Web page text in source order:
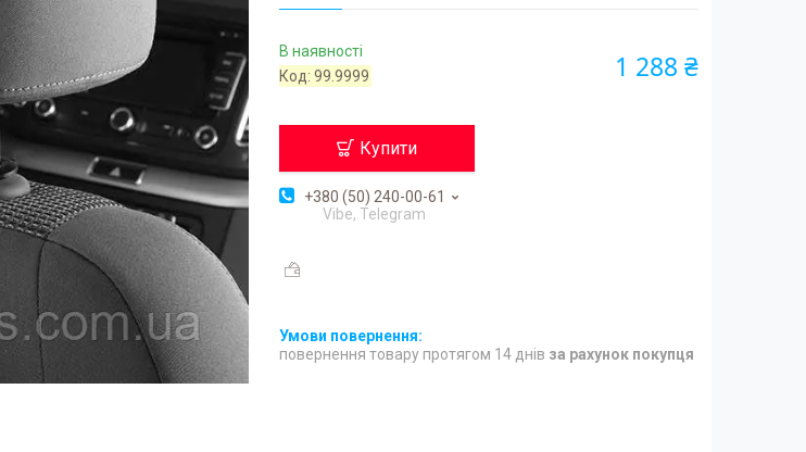
В наявності
Код:99.9999 1 288 ₴
Купити
+380 (50) 240-00-61
Vibe, Telegram
повернення товару протягом 14 днів за рахунок покупця